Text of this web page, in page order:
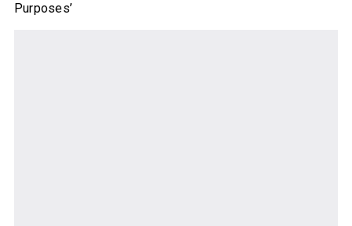
Purposes’